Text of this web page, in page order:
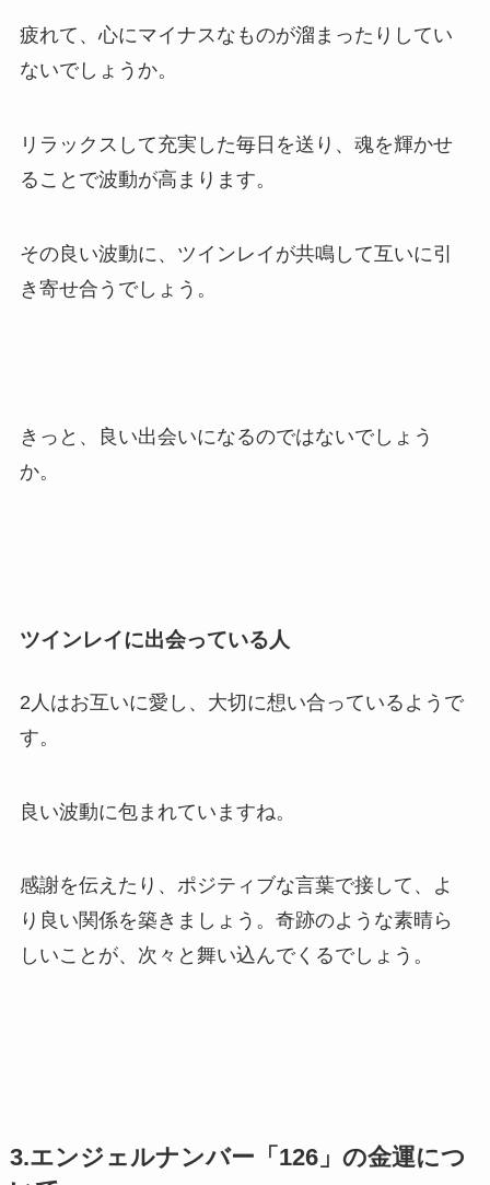
疲れて、心にマイナスなものが溜まったりしてい
ないでしょうか。
リラックスして充実した毎日を送り、魂を輝かせ
ることで波動が高まります。
その良い波動に、ツインレイが共鳴して互いに引
き寄せ合うでしょう。
きっと、良い出会いになるのではないでしょう
か。
ツインレイに出会っている人
2人はお互いに愛し、大切に想い合っているようで
す。
良い波動に包まれていますね。
感謝を伝えたり、ポジティブな言葉で接して、よ
り良い関係を築きましょう。奇跡のような素晴ら
しいことが、次々と舞い込んでくるでしょう。
3.エンジェルナンバー「126」の金運につ